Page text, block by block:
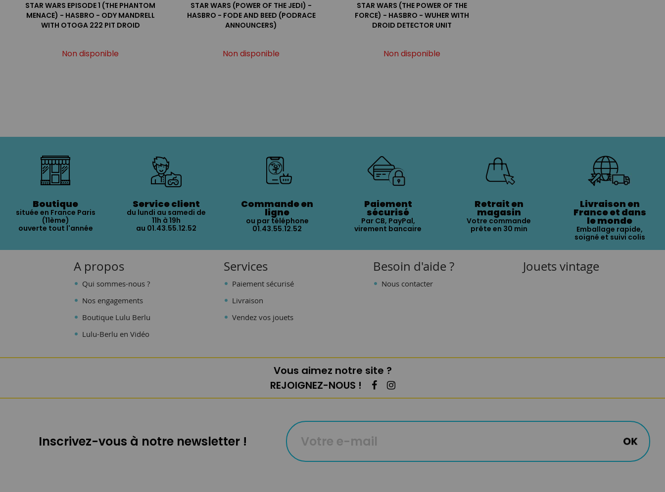
STAR WARS EPISODE 1 (THE PHANTOM
MENACE) - HASBRO - ODY MANDRELL
WITH OTOGA 222 PIT DROID
Non disponible
STAR WARS (POWER OF THE JEDI) -
HASBRO - FODE AND BEED (PODRACE
ANNOUNCERS)
Non disponible
STAR WARS (THE POWER OF THE
FORCE) - HASBRO - WUHER WITH
DROID DETECTOR UNIT
Non disponible
Boutique
située en France Paris
(11ème)
ouverte tout l'année
Service client
du lundi au samedi de
11h à 19h
au 01.43.55.12.52
Commande en
ligne
ou par téléphone
01.43.55.12.52
Paiement
sécurisé
Par CB, PayPal,
virement bancaire
Retrait en
magasin
Votre commande
prête en 30 min
Livraison en
France et dans
le monde
Emballage rapide,
soigné et suivi colis
A propos
Qui sommes-nous ?
Nos engagements
Boutique Lulu Berlu
Lulu-Berlu en Vidéo
Services
Paiement sécurisé
Livraison
Vendez vos jouets
Besoin d'aide ?
Nous contacter
Jouets vintage
Vous aimez notre site ?
REJOIGNEZ-NOUS !
Inscrivez-vous à notre newsletter !